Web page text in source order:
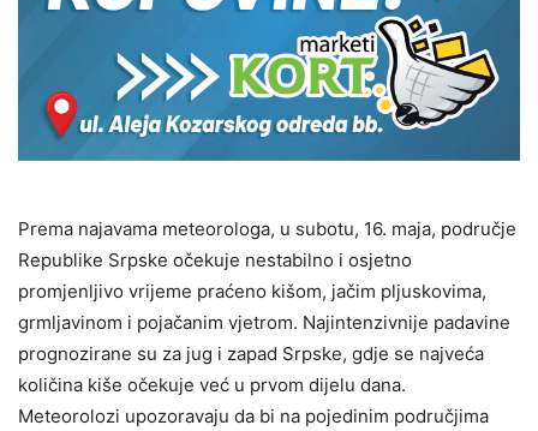
Prema najavama meteorologa, u subotu, 16. maja, područje
Republike Srpske očekuje nestabilno i osjetno
promjenljivo vrijeme praćeno kišom, jačim pljuskovima,
grmljavinom i pojačanim vjetrom. Najintenzivnije padavine
prognozirane su za jug i zapad Srpske, gdje se najveća
količina kiše očekuje već u prvom dijelu dana.
Meteorolozi upozoravaju da bi na pojedinim područjima